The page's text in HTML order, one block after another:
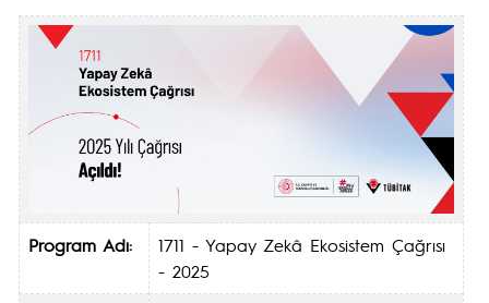
Program Adı:
1711 - Yapay Zekâ Ekosistem Çağrısı
- 2025